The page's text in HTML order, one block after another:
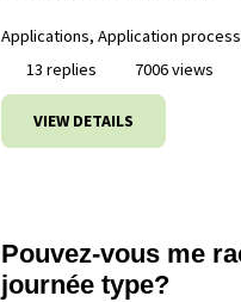
Applications, Application process
13 replies
7006 views
VIEW DETAILS
Pouvez-vous me
journée type?